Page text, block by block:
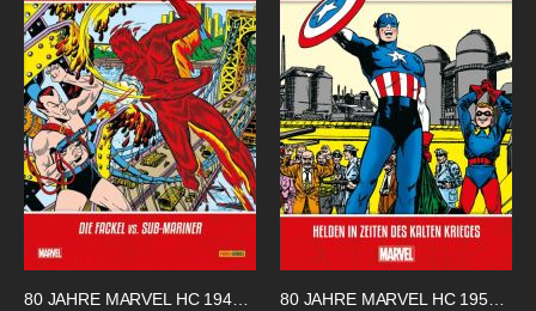
80 JAHRE MARVEL HC 1940 DIE FACKEL 80 JAHRE MARVEL HC 1950 HELDEN